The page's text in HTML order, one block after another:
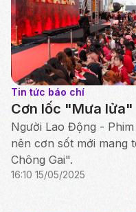
Tin tức báo chí
Cơn lốc "Mưa lửa"
Người Lao Động -
nên cơn sốt mới mang
Chông Gai".
16:10 15/05/2025